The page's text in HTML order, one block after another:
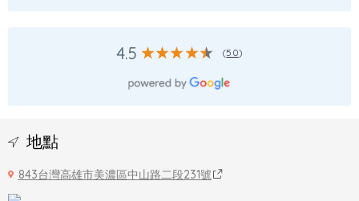
4.5 (50)
地點
843台灣高雄市美濃區中山路二段231號